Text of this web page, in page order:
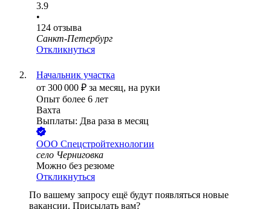
3.9
•
124 отзыва
Санкт-Петербург
Откликнуться
Начальник участка
от 300 000 ₽ за месяц, на руки
Опыт более 6 лет
Вахта
Выплаты: Два раза в месяц
ООО Спецстройтехнологии
село Черниговка
Можно без резюме
Откликнуться
По вашему запросу ещё будут появляться новые
вакансии. Присылать вам?